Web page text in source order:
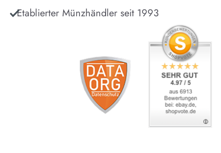
Etablierter Münzhändler seit 1993